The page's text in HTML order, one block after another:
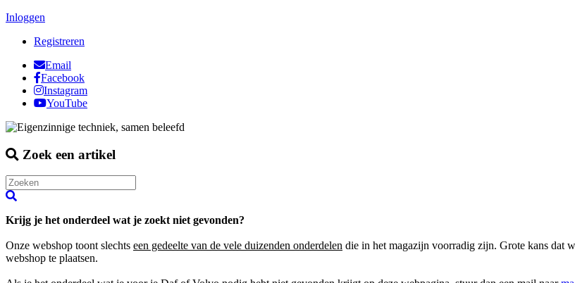
Inloggen
Registreren
Email
Facebook
Instagram
YouTube
Zoek een artikel
Krijg je het onderdeel wat je zoekt niet gevonden?
Onze webshop toont slechts een gedeelte van de vele duizenden onderdelen die in het magazijn voorradig zijn. Grote kans dat
webshop te plaatsen.